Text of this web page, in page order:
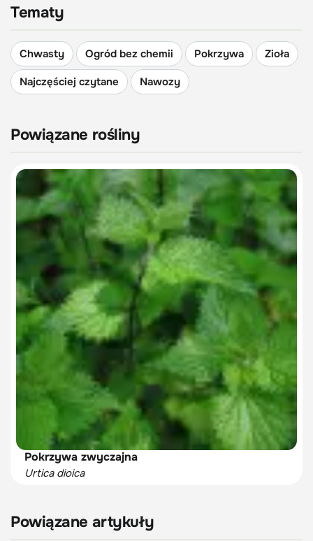
Tematy
Chwasty Ogród bez chemii Pokrzywa
Zioła
Najczęściej czytane
Nawozy
Powiązane rośliny
Pokrzywa zwyczajna
Urtica dioica
Powiązane artykuły